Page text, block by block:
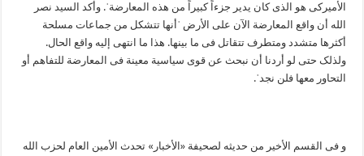
الأمیرکی هو الذی کان یدیر جزءاً کبیراً من هذه المعارضةˈ. وأکد السید نصر
الله أن واقع المعارضة الآن علی الأرض ˈأنها تتشکل من جماعات مسلحة
أکثرها متشدد ومتطرف تتقاتل فی ما بینها. هذا ما انتهی إلیه واقع الحال.
ولذلک حتی لو أردنا أن نبحث عن قوی سیاسیة معینة فی المعارضة للتفاهم أو
التحاور معها فلن نجدˈ.
و فی القسم الأخیر من حدیثه لصحیفة «الأخبار» تحدث الأمین العام لحزب الله